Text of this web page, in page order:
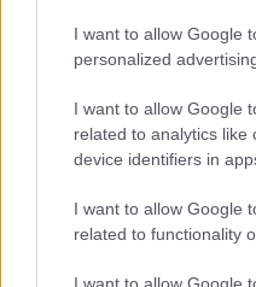
I want to allow Google
personalized
I want to allow Google
related to analytics like
device identifiers in
I want to allow Google
related to functionality
I want to allow Google
παντού…